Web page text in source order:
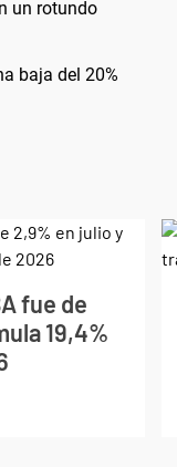
un rotundo
baja del 20%
fue de
19,4%